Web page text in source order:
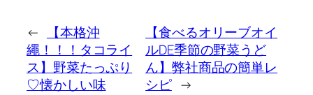
←
【本格沖
繩！！！タコライ
ス】野菜たっぷり
♡懐かしい味
【食べるオリーブオイ
ルDE季節の野菜うど
ん】弊社商品の簡単レ
シピ →